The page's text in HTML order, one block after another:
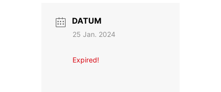
DATUM
25 Jan. 2024
Expired!